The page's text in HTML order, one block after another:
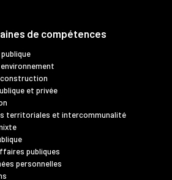
de compétences
et privée
territoriales et intercommunalité
publiques
personnelles